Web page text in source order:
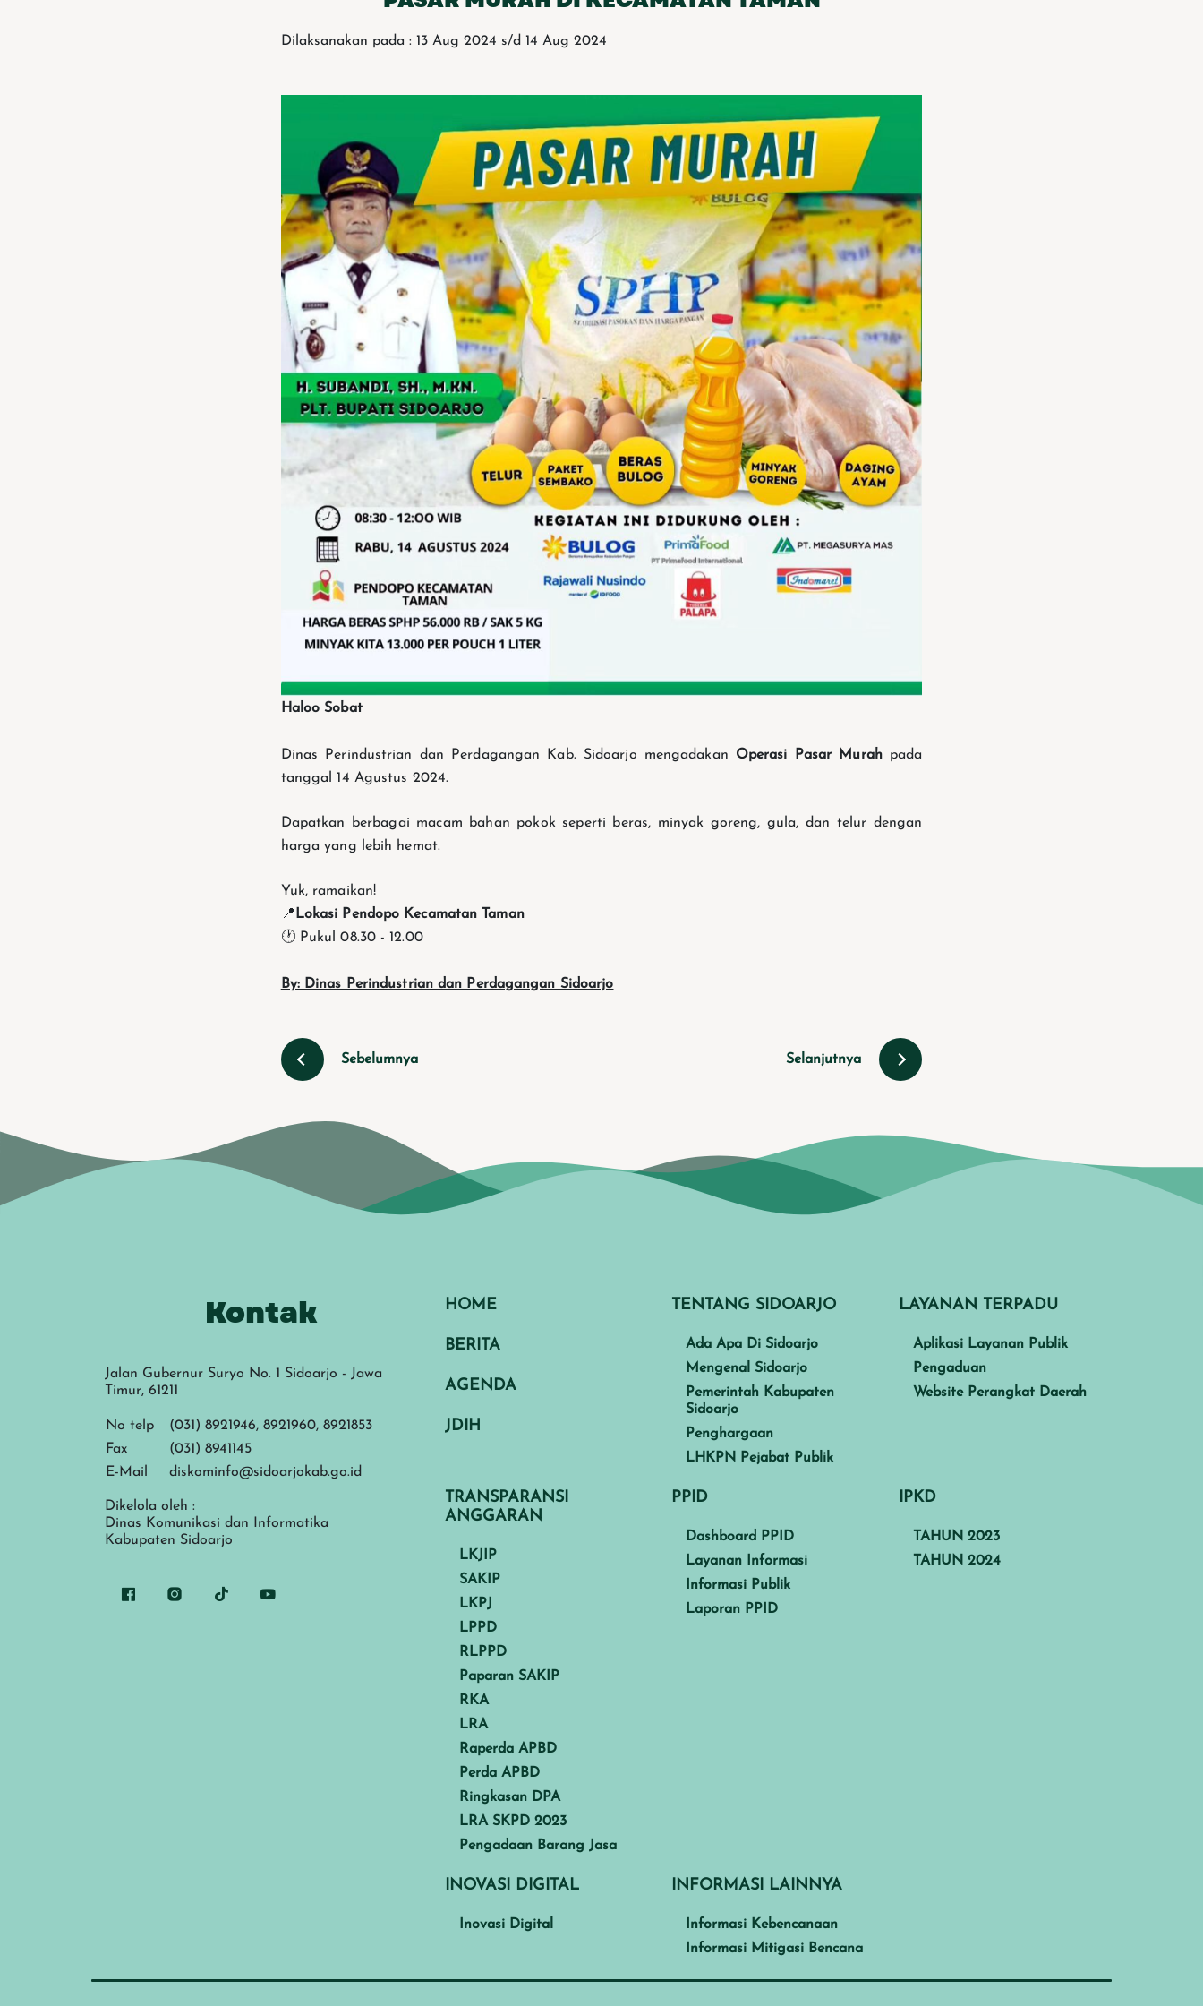
Dilaksanakan pada : 13 Aug 2024 s/d 14 Aug 2024
Haloo Sobat
Dinas Perindustrian dan Perdagangan Kab. Sidoarjo mengadakan Operasi Pasar Murahpada
tanggal 14 Agustus 2024.
Dapatkan berbagai macam bahan pokok seperti beras, minyak goreng, gula, dan telur dengan
harga yang lebih hemat.
Yuk, ramaikan!
📍Lokasi Pendopo Kecamatan Taman
🕐 Pukul 08.30 - 12.00
By: Dinas Perindustrian dan Perdagangan Sidoarjo
Sebelumnya Selanjutnya
Kontak
Jalan Gubernur Suryo No. 1 Sidoarjo - Jawa
Timur, 61211
No telp
(031) 8921946, 8921960, 8921853
Fax
(031) 8941145
E-Mail
diskominfo@sidoarjokab.go.id
Dikelola oleh :
Dinas Komunikasi dan Informatika
Kabupaten Sidoarjo
HOME
BERITA
AGENDA
JDIH
TENTANG SIDOARJO
Ada Apa Di Sidoarjo
Mengenal Sidoarjo
Pemerintah Kabupaten
Sidoarjo
Penghargaan
LHKPN Pejabat Publik
LAYANAN TERPADU
Aplikasi Layanan Publik
Pengaduan
Website Perangkat Daerah
TRANSPARANSI
ANGGARAN
LKJIP
SAKIP
LKPJ
LPPD
RLPPD
Paparan SAKIP
RKA
LRA
Raperda APBD
Perda APBD
Ringkasan DPA
LRA SKPD 2023
Pengadaan Barang Jasa
PPID
Dashboard PPID
Layanan Informasi
Informasi Publik
Laporan PPID
IPKD
TAHUN 2023
TAHUN 2024
INOVASI DIGITAL
Inovasi Digital
INFORMASI LAINNYA
Informasi Kebencanaan
Informasi Mitigasi Bencana